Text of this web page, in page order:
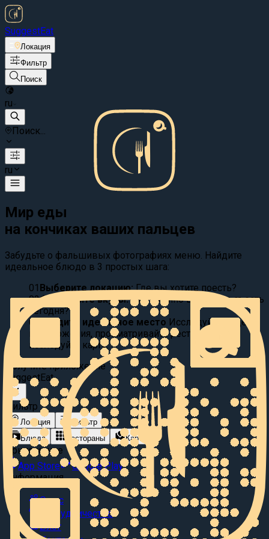
SuggestEat
Локация
Фильтр
Поиск
ru
Поиск...
ru
Мир еды
на кончиках ваших пальцев
Забудьте о фальшивых фотографиях меню. Найдите
идеальное блюдо в 3 простых шага:
01 Выберите локацию: Где вы хотите поесть?
02Фильтруйте вкусы:
Что именно вы хотите съесть
сегодня?
03
Найдите идеальное место Исследуйте видео
предложения, просматривайте рестораны или
исследуйте карту.
Получите приложение
SuggestEat
Фильтр
Локация
Фильтр
Блюда
Рестораны Карта
Приложение
App Store
Google Play
Информация
О нас
Сотрудничество
Блог